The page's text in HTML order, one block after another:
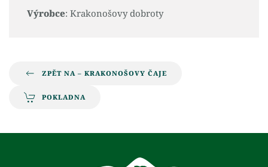
Výrobce: Krakonošovy dobroty
ZPĚT NA – KRAKONOŠOVY ČAJE
POKLADNA